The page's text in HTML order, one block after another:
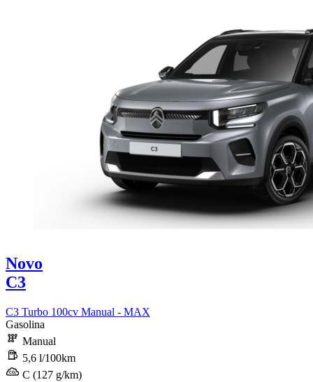
Novo
C3
C3 Turbo 100cv Manual - MAX
Gasolina
Manual
5,6 l/100km
C (127 g/km)